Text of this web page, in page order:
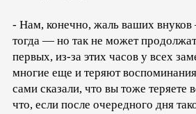
- Нам, конечно, жаль ваших
тогда — но так не может
первых, из-за этих часов у всех
многие еще и теряют
сами сказали, что вы тоже теряете
что, если после очередного дня